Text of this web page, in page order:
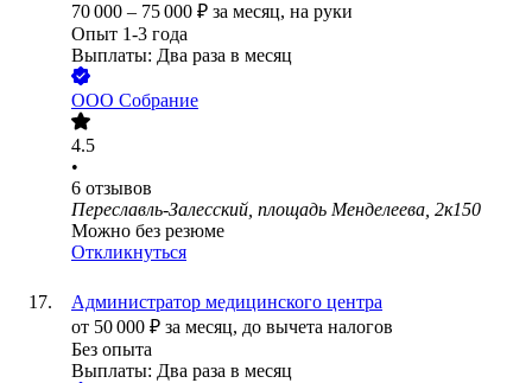
70 000 – 75 000 ₽ за месяц, на руки
Опыт 1-3 года
Выплаты: Два раза в месяц
ООО Собрание
4.5
•
6 отзывов
Переславль-Залесский, площадь Менделеева, 2к150
Можно без резюме
Откликнуться
Администратор медицинского центра
от 50 000 ₽ за месяц, до вычета налогов
Без опыта
Выплаты: Два раза в месяц